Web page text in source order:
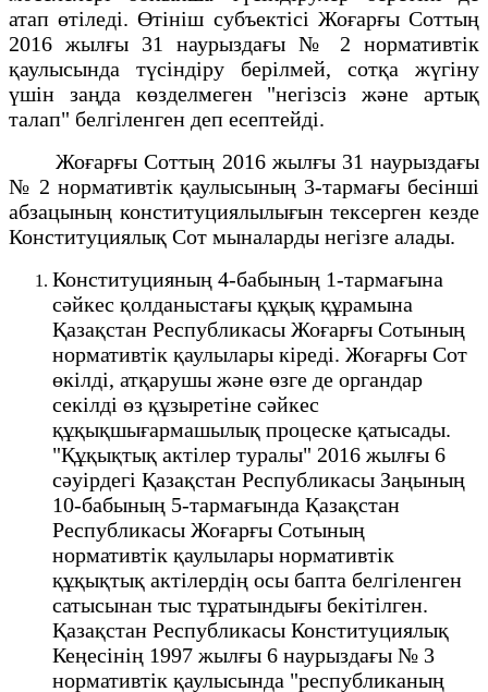
атап өтіледі. Өтініш субъектісі Жоғарғы Соттың
2016 жылғы 31 наурыздағы № 2 нормативтік
қаулысында түсіндіру берілмей, сотқа жүгіну
үшін заңда көзделмеген "негізсіз және артық
талап" белгіленген деп есептейді.
Жоғарғы Соттың 2016 жылғы 31 наурыздағы
№ 2 нормативтік қаулысының 3-тармағы бесінші
абзацының конституциялылығын тексерген кезде
Конституциялық Сот мыналарды негізге алады.
Конституцияның 4-бабының 1-тармағына
сәйкес қолданыстағы құқық құрамына
Қазақстан Республикасы Жоғарғы Сотының
нормативтік қаулылары кіреді. Жоғарғы Сот
өкілді, атқарушы және өзге де органдар
секілді өз құзыретіне сәйкес
құқықшығармашылық процеске қатысады.
"Құқықтық актілер туралы" 2016 жылғы 6
сәуірдегі Қазақстан Республикасы Заңының
10-бабының 5-тармағында Қазақстан
Республикасы Жоғарғы Сотының
нормативтік қаулылары нормативтiк
құқықтық актiлердің осы бапта белгіленген
сатысынан тыс тұратындығы бекітілген.
Қазақстан Республикасы Конституциялық
Кеңесінің 1997 жылғы 6 наурыздағы № 3
нормативтік қаулысында "республиканың